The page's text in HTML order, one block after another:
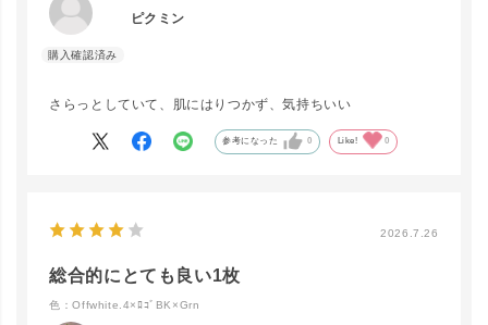
ピクミン
さらっとしていて、肌にはりつかず、気持ちいい
参考になった 0 Like! 0
2026.7.26
総合的にとても良い1枚
色：Offwhite.4×ﾛｺﾞBK×Grn